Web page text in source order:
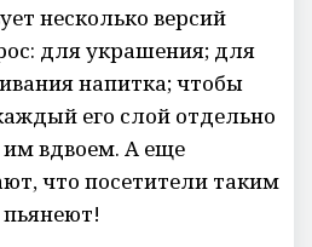
несколько версий
для украшения; для
напитка; чтобы
его слой отдельно
вдвоем. А еще
что посетители таким